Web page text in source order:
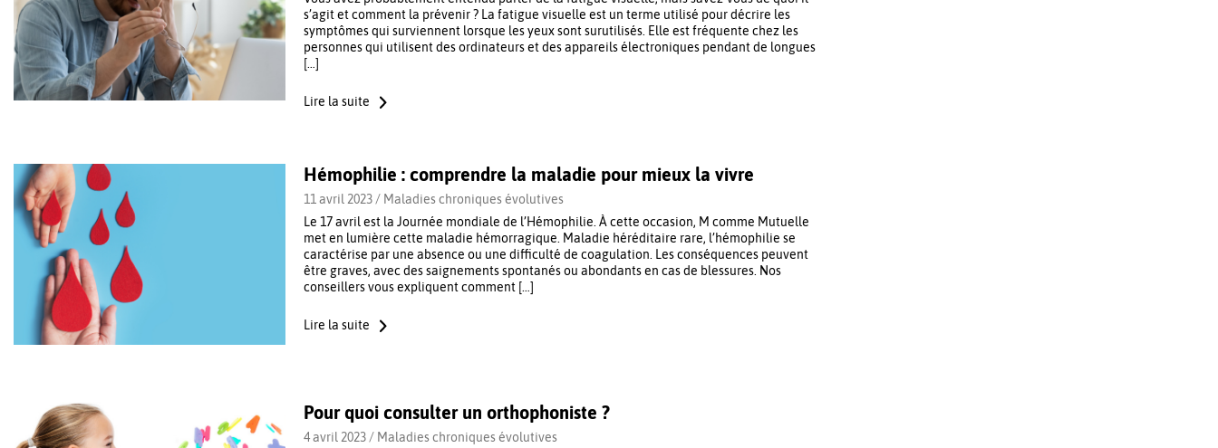
s’agit et comment la prévenir ? La fatigue visuelle est un terme utilisé pour décrire les
symptômes qui surviennent lorsque les yeux sont surutilisés. Elle est fréquente chez les
personnes qui utilisent des ordinateurs et des appareils électroniques pendant de longues
[…]
Lire la suite
Hémophilie : comprendre la maladie pour mieux la vivre
11 avril 2023 / Maladies chroniques évolutives
Le 17 avril est la Journée mondiale de l’Hémophilie. À cette occasion, M comme Mutuelle
met en lumière cette maladie hémorragique. Maladie héréditaire rare, l’hémophilie se
caractérise par une absence ou une difficulté de coagulation. Les conséquences peuvent
être graves, avec des saignements spontanés ou abondants en cas de blessures. Nos
conseillers vous expliquent comment […]
Lire la suite
Pour quoi consulter un orthophoniste ?
4 avril 2023 / Maladies chroniques évolutives